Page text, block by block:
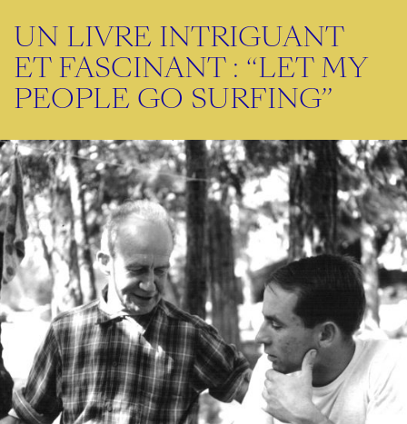
UN LIVRE INTRIGUANT
ET FASCINANT : “LET MY
PEOPLE GO SURFING”